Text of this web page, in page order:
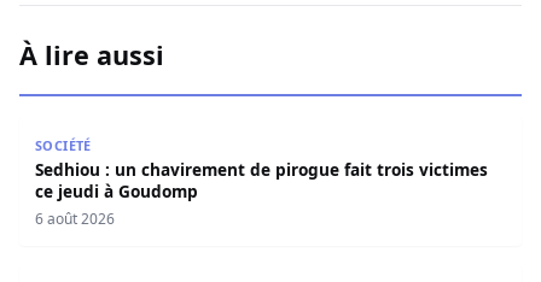
À lire aussi
SOCIÉTÉ
Sedhiou : un chavirement de pirogue fait trois victimes
ce jeudi à Goudomp
6 août 2026